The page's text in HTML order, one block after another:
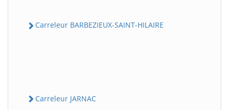
Carreleur BARBEZIEUX-SAINT-HILAIRE
Carreleur JARNAC